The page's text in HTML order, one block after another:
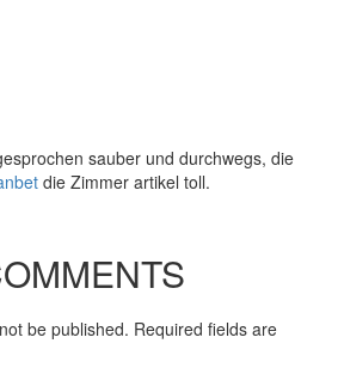
sauber und durchwegs, die
die Zimmer artikel toll.
be published. Required fields are